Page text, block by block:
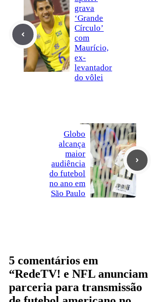
grava
‘Grande
Círculo’
com
Maurício,
ex-
levantador
do vôlei
Globo
alcança
maior
audiência
do futebol
no ano em
São Paulo
5 comentários em
“RedeTV! e NFL anunciam
parceria para transmissão